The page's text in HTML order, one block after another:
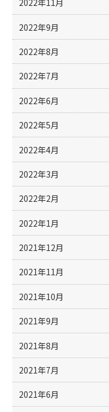
2022年11月
2022年9月
2022年8月
2022年7月
2022年6月
2022年5月
2022年4月
2022年3月
2022年2月
2022年1月
2021年12月
2021年11月
2021年10月
2021年9月
2021年8月
2021年7月
2021年6月